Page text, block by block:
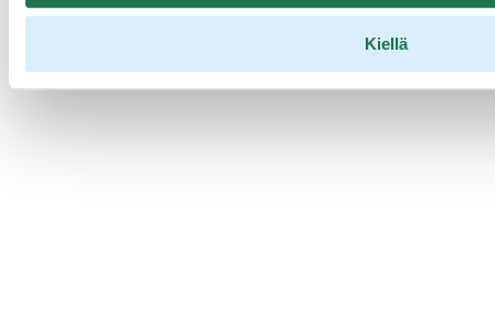
Kiellä